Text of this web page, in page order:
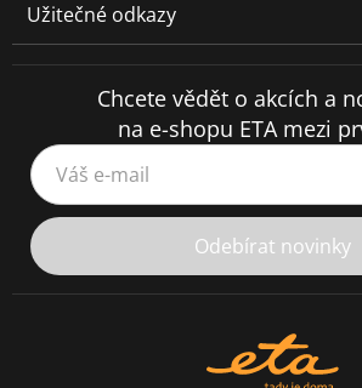
Užitečné odkazy
Chcete vědět o akcích a
na e-shopu ETA mezi
Váš e-mail
Odebírat novinky